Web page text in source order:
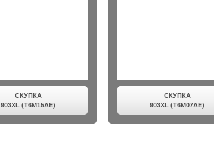
СКУПКА
903XL (T6M15AE)
СКУПКА
903XL (T6M07AE)